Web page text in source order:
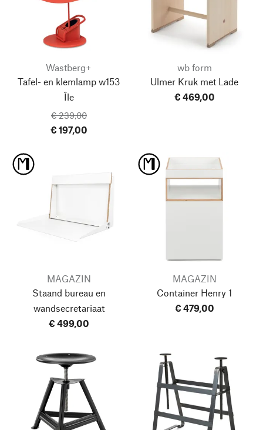
Wastberg+
Tafel- en klemlamp w153
Île
€ 239,00
€ 197,00
wb form
Ulmer Kruk met Lade
€ 469,00
MAGAZIN
Staand bureau en
wandsecretariaat
€ 499,00
MAGAZIN
Container Henry 1
€ 479,00